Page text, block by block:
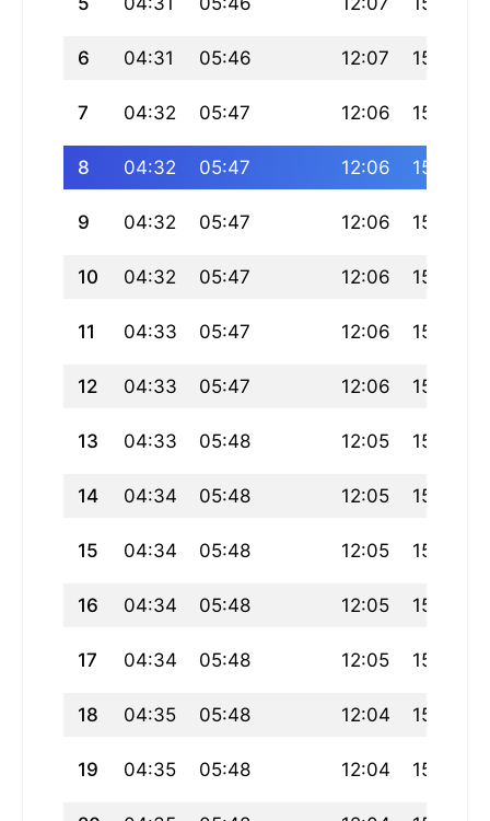
6 04:31 05:46 12:07 15:07
7 04:32 05:47 12:06 15:07
8 04:32 05:47 12:06 15:07
9 04:32 05:47 12:06 15:08
10 04:32 05:47 12:06 15:08
11 04:33 05:47 12:06 15:09
12 04:33 05:47 12:06 15:09
13 04:33 05:48 12:05 15:09
14 04:34 05:48 12:05 15:10
15 04:34 05:48 12:05 15:10
16 04:34 05:48 12:05 15:10
17 04:34 05:48 12:05 15:11
18 04:35 05:48 12:04 15:11
19 04:35 05:48 12:04 15:11